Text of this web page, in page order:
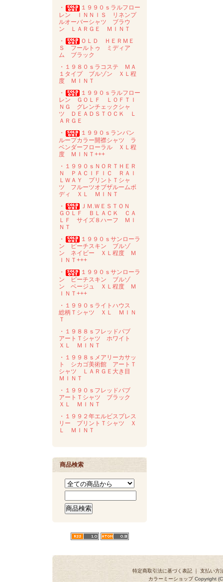
・
１９９０ｓラルフロー
レン ＩＮＮＩＳ リネンプ
ルオーバーシャツ ブラウ
ン ＬＡＲＧＥ ＭＩＮＴ
・
ＯＬＤ ＨＥＲＭＥ
Ｓ フールトゥ ミディア
ム ブラック
・１９８０ｓラコステ ＭＡ
１タイプ ブルゾン ＸＬ程
度 ＭＩＮＴ
・
１９９０ｓラルフロー
レン ＧＯＬＦ ＬＯＦＴＩ
ＮＧ グレンチェックシャ
ツ ＤＥＡＤＳＴＯＣＫ Ｌ
ＡＲＧＥ
・
１９９０ｓランバン
ループカラー開襟シャツ ラ
ベンダーフローラル ＸＬ程
度 ＭＩＮＴ+++
・１９９０ｓＮＯＲＴＨＥＲ
Ｎ ＰＡＣＩＦＩＣ ＲＡＩ
ＬＷＡＹ プリントＴシャ
ツ フルーツオブザルームボ
ディ ＸＬ ＭＩＮＴ
・
ＪＭ.ＷＥＳＴＯＮ
ＧＯＬＦ ＢＬＡＣＫ ＣＡ
ＬＦ サイズ８ハーフ ＭＩ
ＮＴ
・
１９９０ｓサンローラ
ン ピーチスキン ブルゾ
ン ネイビー ＸＬ程度 Ｍ
ＩＮＴ+++
・
１９９０ｓサンローラ
ン ピーチスキン ブルゾ
ン ベージュ ＸＬ程度 Ｍ
ＩＮＴ+++
・１９９０ｓライトハウス
総柄Ｔシャツ ＸＬ ＭＩＮ
Ｔ
・１９８８ｓフレッドバブ
アートＴシャツ ホワイト
ＸＬ ＭＩＮＴ
・１９９８ｓメアリーカサッ
ト シカゴ美術館 アートＴ
シャツ ＬＡＲＧＥ大き目
ＭＩＮＴ
・１９９０ｓフレッドバブ
アートＴシャツ ブラック
ＸＬ ＭＩＮＴ
・１９９２年エルビスプレス
リー プリントＴシャツ Ｘ
Ｌ ＭＩＮＴ
商品検索
特定商取引法に基づく表記 ｜ 支払い方
カラーミーショップCopyright